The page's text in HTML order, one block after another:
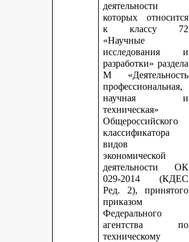
деятельности
которых относится
к классу 72
«Научные
исследования и
разработки» раздела
М «Деятельность
профессиональная,
научная и
техническая»
Общероссийского
классификатора
видов
экономической
деятельности ОК
029-2014 (КДЕС
Ред. 2), принятого
приказом
Федерального
агентства по
техническому